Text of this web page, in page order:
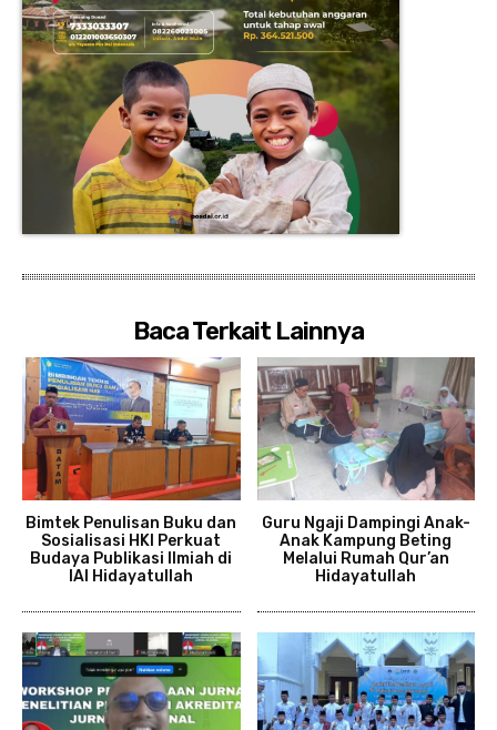
Baca Terkait Lainnya
Bimtek Penulisan Buku dan
Sosialisasi HKI Perkuat
Budaya Publikasi Ilmiah di
IAI Hidayatullah
Guru Ngaji Dampingi Anak-
Anak Kampung Beting
Melalui Rumah Qur’an
Hidayatullah